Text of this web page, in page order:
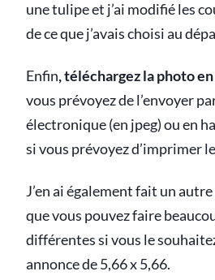
une tulipe et j’ai modifié les
de ce que j’avais choisi au
Enfin, téléchargez la photo
vous prévoyez de l’envoyer
électronique (en jpeg) ou en
si vous prévoyez d’imprimer
J’en ai également fait un
que vous pouvez faire
différentes si vous le
annonce de 5,66 x 5,66.